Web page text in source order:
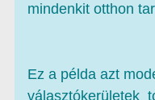
mindenkit otthon
Ez a példa azt
választókerületek